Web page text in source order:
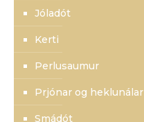
Jóladót
Kerti
Perlusaumur
Prjónar og heklunálar
Smádót